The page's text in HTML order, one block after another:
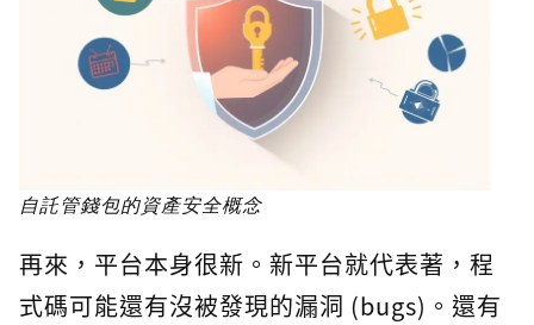
自託管錢包的資產安全概念
再來，平台本身很新。新平台就代表著，程
式碼可能還有沒被發現的漏洞 (bugs)。還有